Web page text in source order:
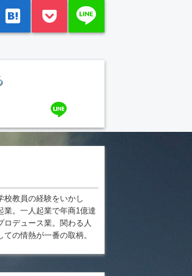
hatenabookmark line
line
校教員の経験をいかし
業。一人起業で年商1億達
ロデュース業。関わる人
ての情熱が一番の取柄。